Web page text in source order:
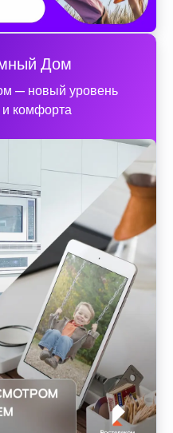
Дом
— новый уровень
и комфорта